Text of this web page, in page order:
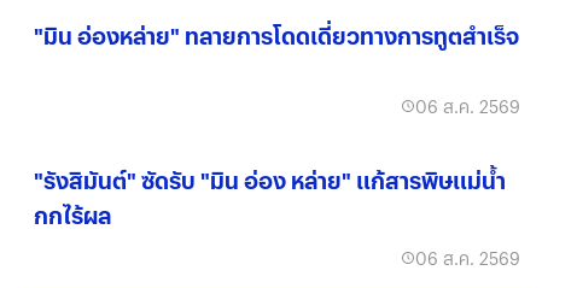
"มิน อ่องหล่าย" ทลายการโดดเดี่ยวทางการทูตสำเร็จ
06 ส.ค. 2569
"รังสิมันต์" ซัดรับ "มิน อ่อง หล่าย" แก้สารพิษแม่น้ำ
กกไร้ผล
06 ส.ค. 2569